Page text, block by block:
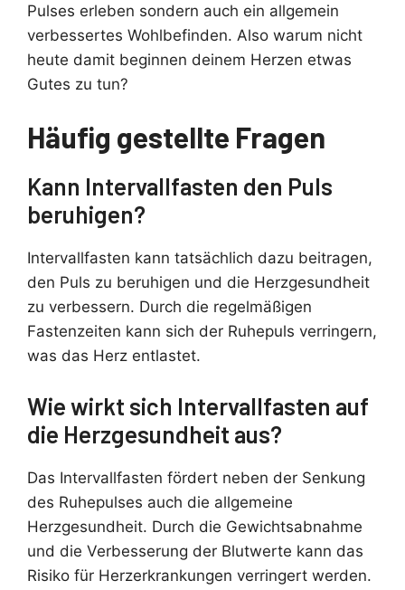
Pulses erleben sondern auch ein allgemein
verbessertes Wohlbefinden. Also warum nicht
heute damit beginnen deinem Herzen etwas
Gutes zu tun?
Häufig gestellte Fragen
Kann Intervallfasten den Puls
beruhigen?
Intervallfasten kann tatsächlich dazu beitragen,
den Puls zu beruhigen und die Herzgesundheit
zu verbessern. Durch die regelmäßigen
Fastenzeiten kann sich der Ruhepuls verringern,
was das Herz entlastet.
Wie wirkt sich Intervallfasten auf
die Herzgesundheit aus?
Das Intervallfasten fördert neben der Senkung
des Ruhepulses auch die allgemeine
Herzgesundheit. Durch die Gewichtsabnahme
und die Verbesserung der Blutwerte kann das
Risiko für Herzerkrankungen verringert werden.